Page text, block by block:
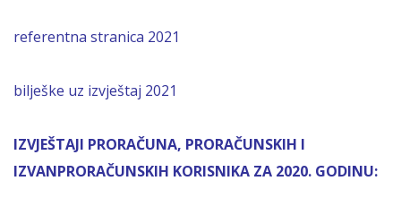
referentna stranica 2021
bilješke uz izvještaj 2021
IZVJEŠTAJI PRORAČUNA, PRORAČUNSKIH I
IZVANPRORAČUNSKIH KORISNIKA ZA 2020. GODINU: